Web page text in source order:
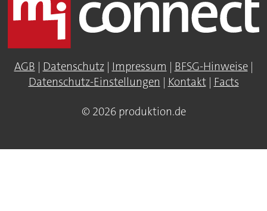
AGB | Datenschutz| Impressum | BFSG-Hinweise|
Datenschutz-Einstellungen | Kontakt| Facts
© 2026 produktion.de